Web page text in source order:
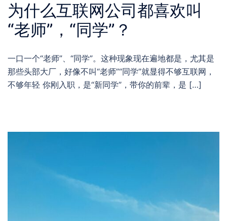
为什么互联网公司都喜欢叫
“老师”，“同学”？
一口一个“老师”、“同学”。这种现象现在遍地都是，尤其是
那些头部大厂，好像不叫“老师”“同学”就显得不够互联网，
不够年轻 你刚入职，是“新同学”，带你的前辈，是 […]